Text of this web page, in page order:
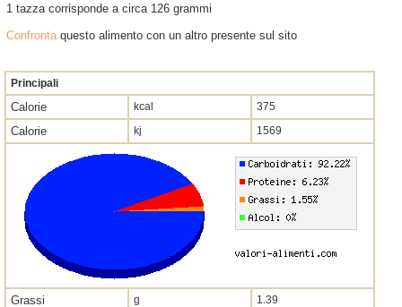
1 tazza corrisponde a circa 126 grammi
Confrontaquesto alimento con un altro presente sul sito
Principali
Calorie kcal 375
Calorie kj 1569
Grassi g 1.39